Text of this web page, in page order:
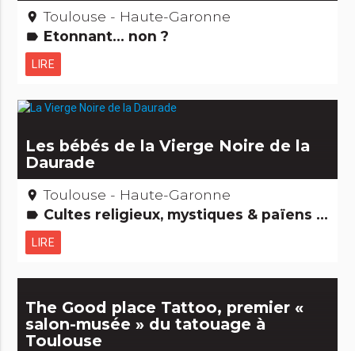
place Toulouse - Haute-Garonne
label Etonnant... non ?
LIRE
Les bébés de la Vierge Noire de la
Daurade
place Toulouse - Haute-Garonne
label Cultes religieux, mystiques & païens Etonnant... non ? Saints, guérisseurs et autres miracles...
LIRE
The Good place Tattoo, premier «
salon-musée » du tatouage à
Toulouse